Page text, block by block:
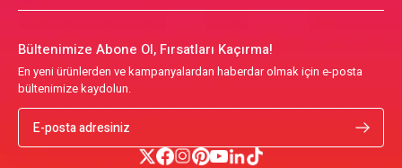
Bültenimize Abone Ol, Fırsatları Kaçırma!
En yeni ürünlerden ve kampanyalardan haberdar olmak için e-posta
bültenimize kaydolun.